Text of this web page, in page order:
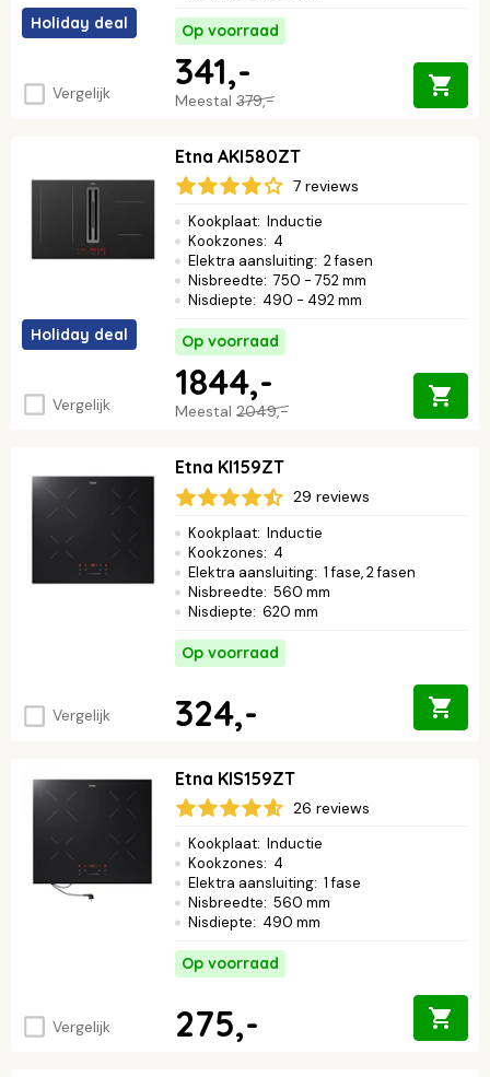
Holiday deal
Vergelijk
Op voorraad
Meestal 379,-
341,-
Holiday deal
Vergelijk
Etna AKI580ZT
7 reviews
Kookplaat: Inductie
Kookzones: 4
Elektra aansluiting: 2 fasen
Nisbreedte: 750 - 752 mm
Nisdiepte: 490 - 492 mm
Op voorraad
Meestal 2049,-
1844,-
Vergelijk
Etna KI159ZT
29 reviews
Kookplaat: Inductie
Kookzones: 4
Elektra aansluiting: 1 fase, 2 fasen
Nisbreedte: 560 mm
Nisdiepte: 620 mm
Op voorraad
324,-
Vergelijk
Etna KIS159ZT
26 reviews
Kookplaat: Inductie
Kookzones: 4
Elektra aansluiting: 1 fase
Nisbreedte: 560 mm
Nisdiepte: 490 mm
Op voorraad
275,-